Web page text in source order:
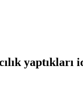
yaptıkları